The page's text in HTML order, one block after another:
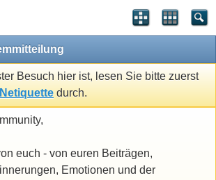
Besuch hier ist, lesen Sie bitte zuerst
Netiquette durch.
euch - von euren Beiträgen,
Emotionen und der